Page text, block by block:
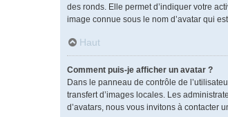
des ronds. Elle permet d’indiquer votre
image connue sous le nom d’avatar qui
Haut
Comment puis-je afficher un avatar ?
Dans le panneau de contrôle de
transfert d’images locales. Les
d’avatars, nous vous invitons à contacter